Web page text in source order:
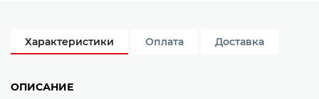
Характеристики Оплата Доставка
ОПИСАНИЕ